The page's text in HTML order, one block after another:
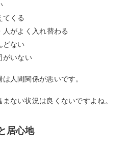
てくる
がよく入れ替わる
どない
がいない
人間関係が悪いです。
ない状況は良くないですよね。
居心地